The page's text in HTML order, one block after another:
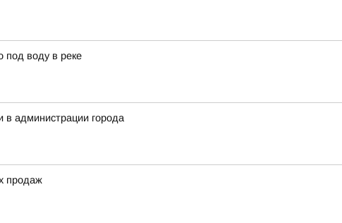
под воду в реке
администрации города
продаж